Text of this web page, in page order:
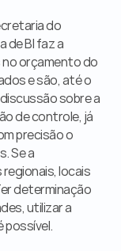
do
de BI faz a
orçamento do
e são, até o
sobre a
de controle, já
precisão o
Se a
locais
determinação
utilizar a
possível.